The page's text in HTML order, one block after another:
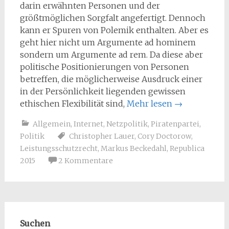
darin erwähnten Personen und der
größtmöglichen Sorgfalt angefertigt. Dennoch
kann er Spuren von Polemik enthalten. Aber es
geht hier nicht um Argumente ad hominem
sondern um Argumente ad rem. Da diese aber
politische Positionierungen von Personen
betreffen, die möglicherweise Ausdruck einer
in der Persönlichkeit liegenden gewissen
ethischen Flexibilität sind, Mehr lesen →
Allgemein, Internet, Netzpolitik, Piratenpartei,
Politik
Christopher Lauer, Cory Doctorow,
Leistungsschutzrecht, Markus Beckedahl, Republica
2015
2 Kommentare
Suchen